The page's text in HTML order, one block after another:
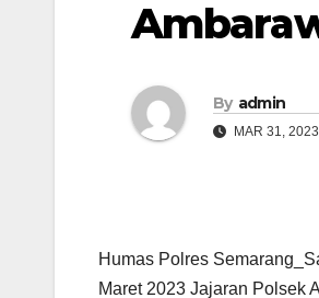
By admin
MAR 31, 2023
Humas Polres
Maret 2023 Jajaran Polsek